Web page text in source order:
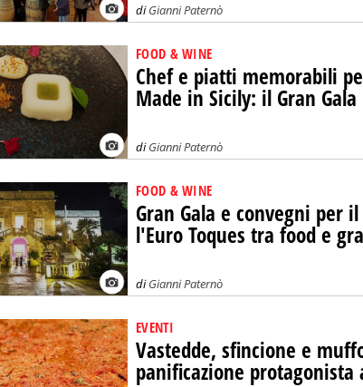
diGianni Paternò
FOOD & WINE
Chef e piatti memorabili
Made in Sicily: il Gran Gala
diGianni Paternò
FOOD & WINE
Gran Gala e convegni per
l'Euro Toques tra food e
diGianni Paternò
EVENTI
Vastedde, sfincione e
panificazione protagonista